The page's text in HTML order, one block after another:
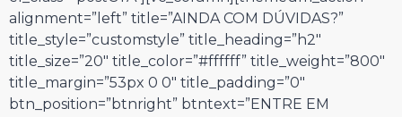
alignment=”left” title=”AINDA COM DÚVIDAS?”
title_style=”customstyle” title_heading=”h2″
title_size=”20″ title_color=”#ffffff” title_weight=”800″
title_margin=”53px 0 0″ title_padding=”0″
btn_position=”btnright” btntext=”ENTRE EM